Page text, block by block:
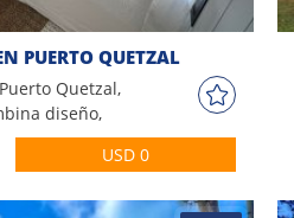
PUERTO QUETZAL
Quetzal,
diseño,
único.
y la
donde el
USD 0